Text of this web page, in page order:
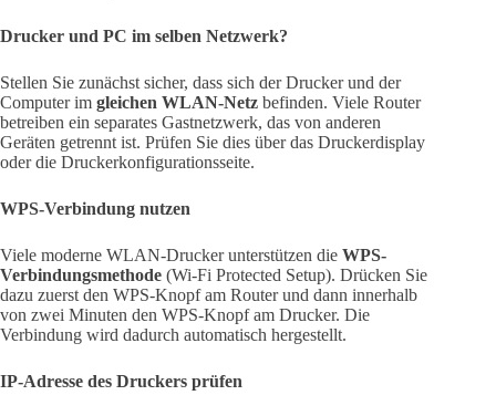
Drucker und PC im selben Netzwerk?
Stellen Sie zunächst sicher, dass sich der Drucker und der
Computer im gleichen WLAN-Netz befinden. Viele Router
betreiben ein separates Gastnetzwerk, das von anderen
Geräten getrennt ist. Prüfen Sie dies über das Druckerdisplay
oder die Druckerkonfigurationsseite.
WPS-Verbindung nutzen
Viele moderne WLAN-Drucker unterstützen die WPS-
Verbindungsmethode (Wi-Fi Protected Setup). Drücken Sie
dazu zuerst den WPS-Knopf am Router und dann innerhalb
von zwei Minuten den WPS-Knopf am Drucker. Die
Verbindung wird dadurch automatisch hergestellt.
IP-Adresse des Druckers prüfen